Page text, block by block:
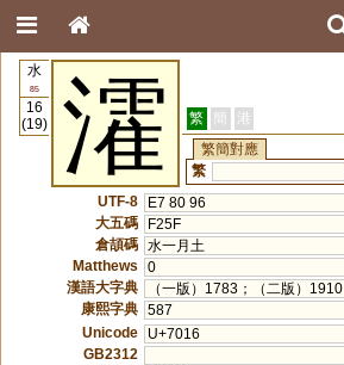
水
85
16
(19)
瀖 繁 簡 港
繁簡對應
繁
UTF-8
E7 80 96
大五碼
F25F
倉頡碼 水一月土
Matthews
0
漢語大字典
（一版）1783；（二版）1910
康熙字典 587
Unicode
U+7016
GB2312